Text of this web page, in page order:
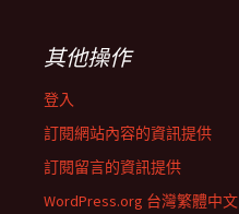
其他操作
登入
訂閱網站內容的資訊提供
訂閱留言的資訊提供
WordPress.org 台灣繁體中文